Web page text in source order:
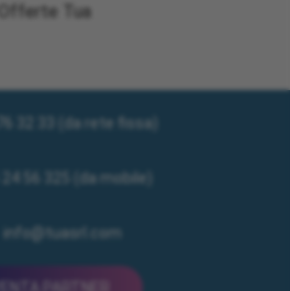
Offerte Tua
32 33 (da rete fissa)
24 56 325 (da mobile)
info@tuasrl.com